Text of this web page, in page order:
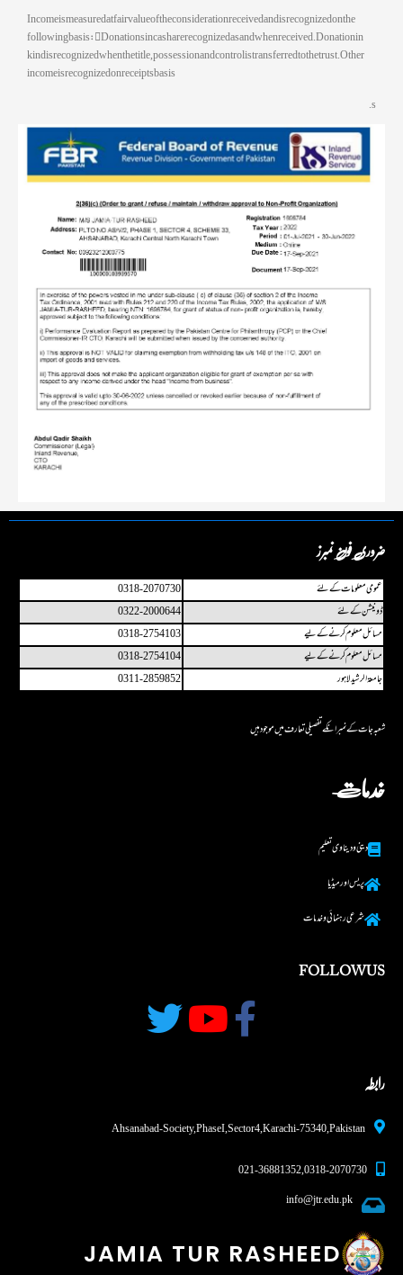
Income is measured at fair value of the consideration received and is recognized on the
following basis:  Donations in cash are recognized as and when received. Donation in
kind is recognized when the title, possession and control is transferred to the trust. Other
income is recognized on receipts basis
s.
ضروری فون نمبرز
عمو می معلومات کے لئے
0318-2070730
ڈونیشن کے لئے
0322-2000644
مسائل معلوم کرنے کے لیے
0318-2754103
مسائل معلوم کرنے کے لیے
0318-2754104
جامعۃ الرشید لاہور
0311-2859852
شعبہ جات کے نمبر انکے تفصیلی تعارف میں مو جو د ہیں
خدمات
دینی و دینا وی تعلیم
پریس اور میڈیا
شرعی رہنما ئی و خدمات
FOLLOW US
رابطہ
Ahsanabad-Society, Phase I, Sector 4, Karachi - 75340,Pakistan
0318-2070730 , 021-36881352
info@jtr.edu.pk
JAMIA TUR RASHEED